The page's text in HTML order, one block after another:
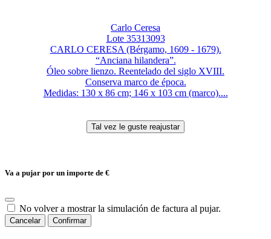
Carlo Ceresa
Lote 35313093
CARLO CERESA (Bérgamo, 1609 - 1679).
“Anciana hilandera”.
Óleo sobre lienzo. Reentelado del siglo XVIII.
Conserva marco de época.
Medidas: 130 x 86 cm; 146 x 103 cm (marco)....
Va a pujar por un importe de €
No volver a mostrar la simulación de factura al pujar.
Cancelar Confirmar